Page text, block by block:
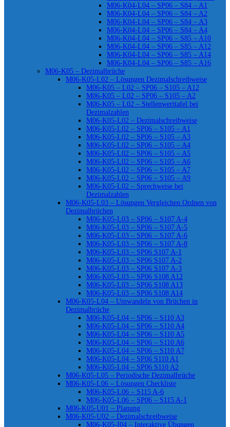
M06-K04-L04 – SP06 – S84 – A1
M06-K04-L04 – SP06 – S84 – A2
M06-K04-L04 – SP06 – S84 – A3
M06-K04-L04 – SP06 – S84 – A4
M06-K04-L04 – SP06 – S85 – A10
M06-K04-L04 – SP06 – S85 – A12
M06-K04-L04 – SP06 – S85 – A14
M06-K04-L04 – SP06 – S85 – A16
M06-K05 – Dezimalbrüche
M06-K05-L02 – Lösungen Dezimalschreibweise
M06-K05 – L02 – SP06 – S105 – A12
M06-K05 – L02 – SP06 – S105 – A2
M06-K05 – L02 – Stellenwerttafel bei
Dezimalzahlen
M06-K05-L02 – Dezimalschreibweise
M06-K05-L02 – SP06 – S105 – A1
M06-K05-L02 – SP06 – S105 – A3
M06-K05-L02 – SP06 – S105 – A4
M06-K05-L02 – SP06 – S105 – A5
M06-K05-L02 – SP06 – S105 – A6
M06-K05-L02 – SP06 – S105 – A7
M06-K05-L02 – SP06 – S105 – A9
M06-K05-L02 – Sprechweise bei
Dezimalzahlen
M06-K05-L03 – Lösungen Vergleichen Ordnen von
Dezimalbrüchen
M06-K05-L03 – SP06 – S107 A-4
M06-K05-L03 – SP06 – S107 A-5
M06-K05-L03 – SP06 – S107 A-6
M06-K05-L03 – SP06 – S107 A-8
M06-K05-L03 – SP06 S107 A-1
M06-K05-L03 – SP06 S107 A-2
M06-K05-L03 – SP06 S107 A-3
M06-K05-L03 – SP06 S108 A12
M06-K05-L03 – SP06 S108 A13
M06-K05-L03 – SP06 S108 A14
M06-K05-L04 – Umwandeln von Brüchen in
Dezimalbrüche
M06-K05-L04 – SP06 – S110 A3
M06-K05-L04 – SP06 – S110 A4
M06-K05-L04 – SP06 – S110 A5
M06-K05-L04 – SP06 – S110 A6
M06-K05-L04 – SP06 – S110 A7
M06-K05-L04 – SP06 S110 A1
M06-K05-L04 – SP06 S110 A2
M06-K05-L05 – Periodische Dezimalbrüche
M06-K05-L06 – Lösungen Checkliste
M06-K05-L06 – S115 A-6
M06-K05-L06 – SP06 – S115 A-1
M06-K05-U01 – Planung
M06-K05-U02 – Dezimalschreibweise
M06-K05-I04 – Interaktive Übungen